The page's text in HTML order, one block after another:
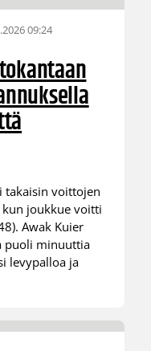
09:24
takaisin voittojen
joukkue voitti
Awak Kuier
puoli minuuttia
levypalloa ja